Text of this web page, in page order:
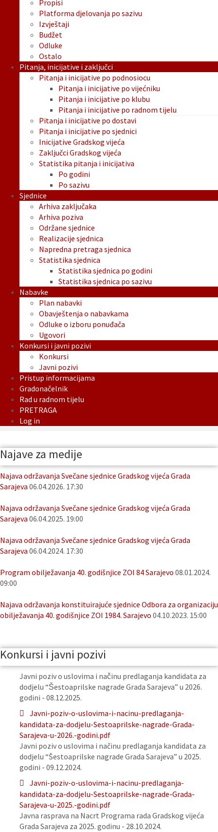
Propisi
Platforma djelovanja po sazivu
Izvještaji
Budžet
Odluke
Ostalo
Pitanja, inicijative i zaključci
Pitanja i inicijative po podnosiocu
Pitanja i inicijative po vijećniku
Pitanja i inicijative po klubu
Pitanja i inicijative po radnom tijelu
Pitanja i inicijative po dostavi
Pitanja i inicijative po sjednici
Inicijative Gradskog vijeća
Zaključci Gradskog vijeća
Statistika pitanja i inicijativa
Po godini
Po sazivu
Sjednice
Arhiva zaključaka
Arhiva poziva
Održane sjednice
Realizacije sjednica
Napredna pretraga sjednica
Statistika sjednica
Statistika sjednica po godini
Statistika sjednica po sazivu
Nabavke
Plan nabavki
Obavještenja o nabavkama
Odluke o izboru ponuđača
Ugovori
Konkursi i javni pozivi
Konkursi
Javni pozivi
Pristup informacijama
Gradonačelnik
Rad u radnom tijelu
PRETRAGA
Log in
Najave za medije
Najava održavanja Svečane sjednice Gradskog vijeća Grada
Sarajeva 06.04.2026. 17:30
Najava održavanja Svečane sjednice Gradskog vijeća Grada
Sarajeva 06.04.2025. 19:00
Najava održavanja Svečane sjednice Gradskog vijeća Grada
Sarajeva 06.04.2024. 17:30
Program obilježavanja 40. godišnjice ZOI 84 Sarajevo 08.01.2024.
09:00
Najava održavanja konstituirajuće sjednice Odbora za organizaciju
obilježavanja 40. godišnjice ZOI 1984. Sarajevo 04.10.2023. 15:00
Konkursi i javni pozivi
Javni poziv o uslovima i načinu predlaganja kandidata za
dodjelu “Šestoaprilske nagrade Grada Sarajeva” u 2026.
godini - 08.12.2025.
Javni-poziv-o-uslovima-i-nacinu-predlaganja-
kandidata-za-dodjelu-Sestoaprilske-nagrade-Grada-
Sarajeva-u-2026.-godini.pdf
Javni poziv o uslovima i načinu predlaganja kandidata za
dodjelu “Šestoaprilske nagrade Grada Sarajeva” u 2025.
godini - 09.12.2024.
Javni-poziv-o-uslovima-i-nacinu-predlaganja-
kandidata-za-dodjelu-Sestoaprilske-nagrade-Grada-
Sarajeva-u-2025.-godini.pdf
Javna rasprava na Nacrt Programa rada Gradskog vijeća
Grada Sarajeva za 2025. godinu - 28.10.2024.